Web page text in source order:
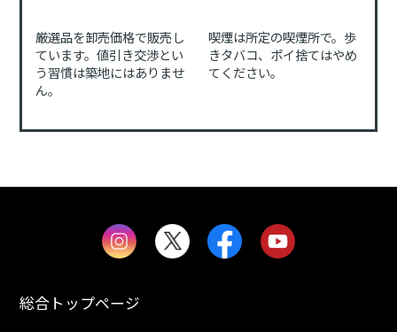
厳選品を卸売価格で販売し
ています。値引き交渉とい
う習慣は築地にはありませ
ん。
喫煙は所定の喫煙所で。歩
きタバコ、ポイ捨てはやめ
てください。
総合トップページ